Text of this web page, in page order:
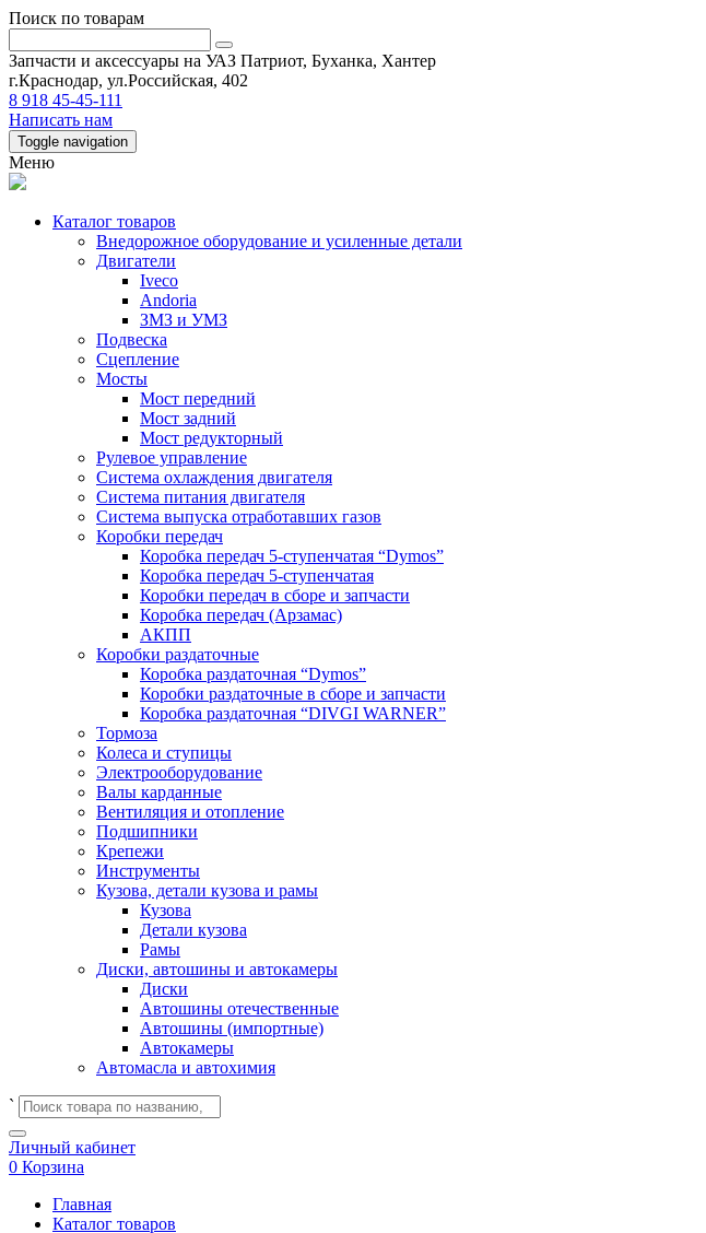
Поиск по товарам
Запчасти и аксессуары на УАЗ Патриот, Буханка, Хантер
г.Краснодар, ул.Российская, 402
8 918 45-45-111
Написать нам
Toggle navigation
Меню
Каталог товаров
Внедорожное оборудование и усиленные детали
Двигатели
Iveco
Andoria
ЗМЗ и УМЗ
Подвеска
Сцепление
Мосты
Мост передний
Мост задний
Мост редукторный
Рулевое управление
Система охлаждения двигателя
Система питания двигателя
Система выпуска отработавших газов
Коробки передач
Коробка передач 5-ступенчатая “Dymos”
Коробка передач 5-ступенчатая
Коробки передач в сборе и запчасти
Коробка передач (Арзамас)
АКПП
Коробки раздаточные
Коробка раздаточная “Dymos”
Коробки раздаточные в сборе и запчасти
Коробка раздаточная “DIVGI WARNER”
Тормоза
Колеса и ступицы
Электрооборудование
Валы карданные
Вентиляция и отопление
Подшипники
Крепежи
Инструменты
Кузова, детали кузова и рамы
Кузова
Детали кузова
Рамы
Диски, автошины и автокамеры
Диски
Автошины отечественные
Автошины (импортные)
Автокамеры
Автомасла и автохимия
`
Личный кабинет
0 Корзина
Главная
Каталог товаров